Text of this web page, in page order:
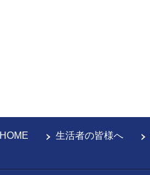
HOME 生活者の皆様へ